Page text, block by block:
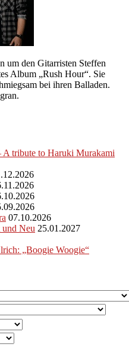
um den Gitarristen Steffen
Album „Rush Hour“. Sie
bei ihren Balladen.
A tribute to Haruki Murakami
07.10.2026
Neu 25.01.2027
„Boogie Woogie“